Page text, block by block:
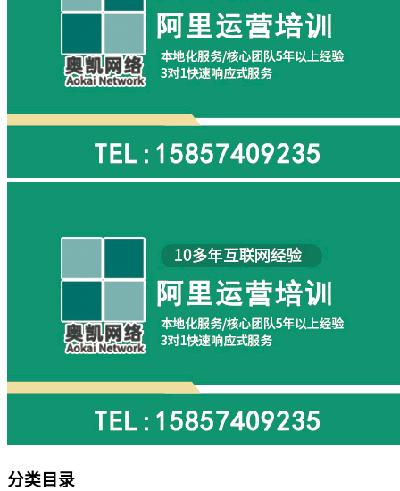
分类目录